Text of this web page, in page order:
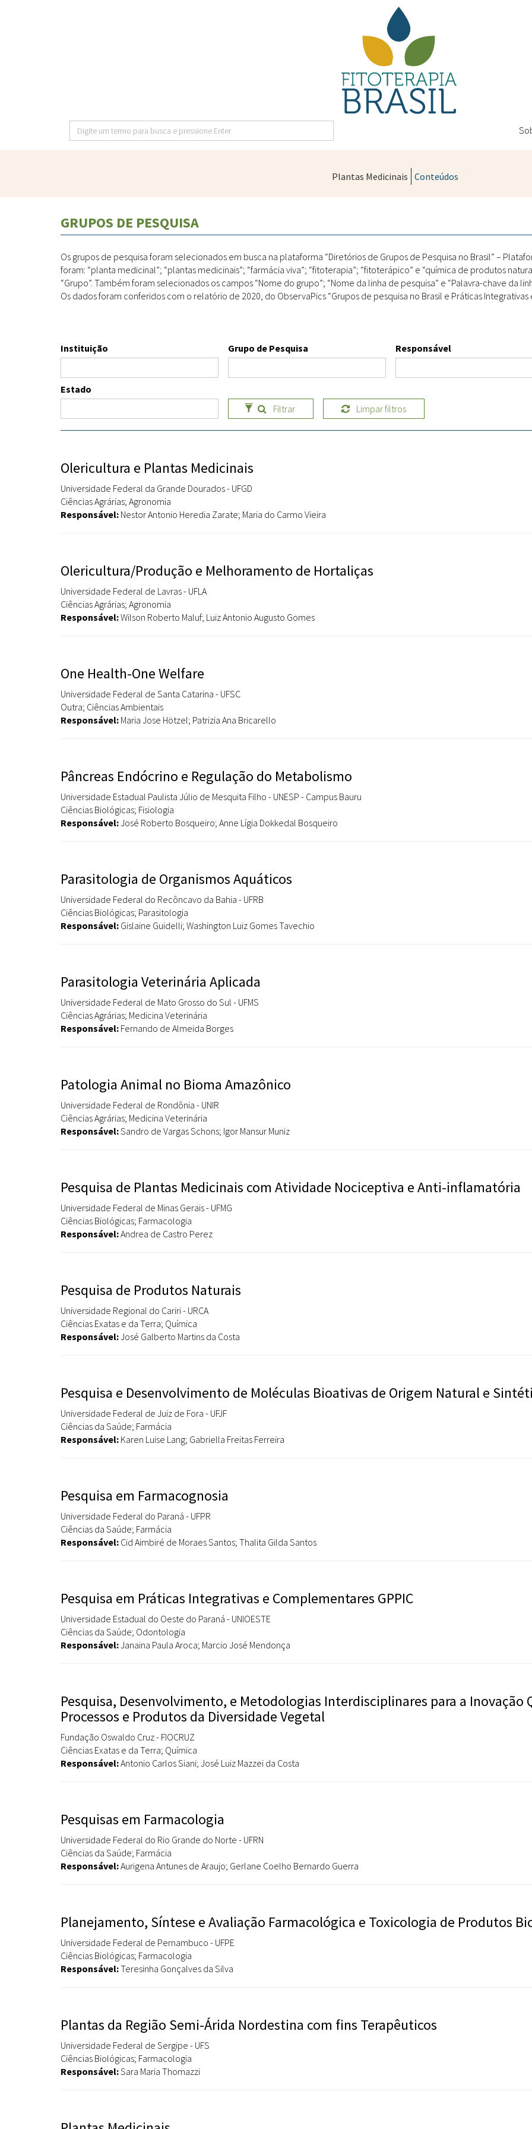
pressione
Enter
Plantas Medicinais Conteúdos
Farmácias Vivas
Doenças & Plantas
Medicinais
Botânica
Biodiversidade
Grupos de Pesquisa
GRUPOS DE PESQUISA
Os grupos de pesquisa foram selecionados em busca na plataforma “Diretórios de Grupos de Pesquisa no Brasil” –
foram: “planta medicinal”; “plantas medicinais”; “farmácia viva”; “fitoterapia”; “fitoterápico” e “química de produtos
“Grupo”. Também foram selecionados os campos “Nome do grupo”; “Nome da linha de pesquisa” e “Palavra-chave da
Os dados foram conferidos com o relatório de 2020, do ObservaPics “Grupos de pesquisa no Brasil e Práticas
Instituição Grupo de Pesquisa Responsável
Estado
Filtrar
Limpar filtros
Olericultura e Plantas Medicinais
Universidade Federal da Grande Dourados - UFGD
Ciências Agrárias; Agronomia
Responsável: Nestor Antonio Heredia Zarate; Maria do Carmo Vieira
Olericultura/Produção e Melhoramento de Hortaliças
Universidade Federal de Lavras - UFLA
Ciências Agrárias; Agronomia
Responsável:Wilson Roberto Maluf; Luiz Antonio Augusto Gomes
One Health-One Welfare
Universidade Federal de Santa Catarina - UFSC
Outra; Ciências Ambientais
Responsável: Maria Jose Hötzel; Patrizia Ana Bricarello
Pâncreas Endócrino e Regulação do Metabolismo
Universidade Estadual Paulista Júlio de Mesquita Filho - UNESP - Campus Bauru
Ciências Biológicas; Fisiologia
Responsável:José Roberto Bosqueiro; Anne Lígia Dokkedal Bosqueiro
Parasitologia de Organismos Aquáticos
Universidade Federal do Recôncavo da Bahia - UFRB
Ciências Biológicas; Parasitologia
Responsável: Gislaine Guidelli; Washington Luiz Gomes Tavechio
Parasitologia Veterinária Aplicada
Universidade Federal de Mato Grosso do Sul - UFMS
Ciências Agrárias; Medicina Veterinária
Responsável: Fernando de Almeida Borges
Patologia Animal no Bioma Amazônico
Universidade Federal de Rondônia - UNIR
Ciências Agrárias; Medicina Veterinária
Responsável:Sandro de Vargas Schons; Igor Mansur Muniz
Pesquisa de Plantas Medicinais com Atividade Nociceptiva e Anti-inflamatória
Universidade Federal de Minas Gerais - UFMG
Ciências Biológicas; Farmacologia
Responsável:Andrea de Castro Perez
Pesquisa de Produtos Naturais
Universidade Regional do Cariri - URCA
Ciências Exatas e da Terra; Química
Responsável:José Galberto Martins da Costa
Pesquisa e Desenvolvimento de Moléculas Bioativas de Origem Natural e
Universidade Federal de Juiz de Fora - UFJF
Ciências da Saúde; Farmácia
Responsável: Karen Luise Lang; Gabriella Freitas Ferreira
Pesquisa em Farmacognosia
Universidade Federal do Paraná - UFPR
Ciências da Saúde; Farmácia
Responsável: Cid Aimbiré de Moraes Santos; Thalita Gilda Santos
Pesquisa em Práticas Integrativas e Complementares GPPIC
Universidade Estadual do Oeste do Paraná - UNIOESTE
Ciências da Saúde; Odontologia
Responsável:Janaina Paula Aroca; Marcio José Mendonça
Pesquisa, Desenvolvimento, e Metodologias Interdisciplinares para a Inovação
Processos e Produtos da Diversidade Vegetal
Fundação Oswaldo Cruz - FIOCRUZ
Ciências Exatas e da Terra; Química
Responsável:Antonio Carlos Siani; José Luiz Mazzei da Costa
Pesquisas em Farmacologia
Universidade Federal do Rio Grande do Norte - UFRN
Ciências da Saúde; Farmácia
Responsável:Aurigena Antunes de Araujo; Gerlane Coelho Bernardo Guerra
Planejamento, Síntese e Avaliação Farmacológica e Toxicologia de Produtos
Universidade Federal de Pernambuco - UFPE
Ciências Biológicas; Farmacologia
Responsável:Teresinha Gonçalves da Silva
Plantas da Região Semi-Árida Nordestina com fins Terapêuticos
Universidade Federal de Sergipe - UFS
Ciências Biológicas; Farmacologia
Responsável:Sara Maria Thomazzi